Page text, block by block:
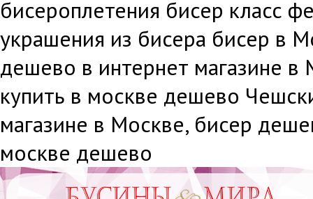
бисероплетения бисер класс
украшения из бисера бисер в
дешево в интернет магазине
купить в москве дешево
магазине в Москве, бисер
москве дешево